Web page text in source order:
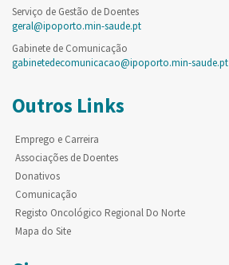
Serviço de Gestão de Doentes
geral@ipoporto.min-saude.pt
Gabinete de Comunicação
gabinetedecomunicacao@ipoporto.min-saude.pt
Outros Links
Emprego e Carreira
Associações de Doentes
Donativos
Comunicação
Registo Oncológico Regional Do Norte
Mapa do Site